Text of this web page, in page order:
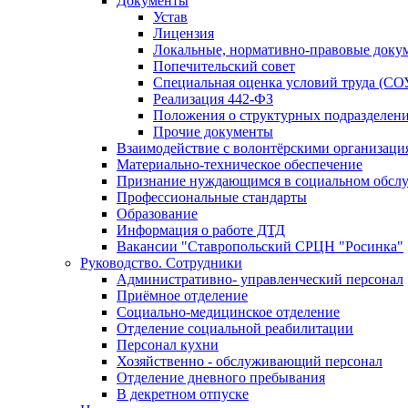
Устав
Лицензия
Локальные, нормативно-правовые
Попечительский совет
Специальная оценка условий труда
Реализация 442-ФЗ
Положения о структурных
Прочие документы
Взаимодействие с волонтёрскими
Материально-техническое обеспечение
Признание нуждающимся в социальном
Профессиональные стандарты
Образование
Информация о работе ДТД
Вакансии "Ставропольский СРЦН "Росинка"
Руководство. Сотрудники
Административно- управленческий персонал
Приёмное отделение
Социально-медицинское отделение
Отделение социальной реабилитации
Персонал кухни
Хозяйственно - обслуживающий персонал
Отделение дневного пребывания
В декретном отпуске